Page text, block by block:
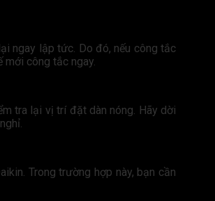
ngay lập tức. Do đó, nếu công tắc
mới công tắc ngay.
tra lại vị trí đặt dàn nóng. Hãy dời
Trong trường hợp này, bạn cần